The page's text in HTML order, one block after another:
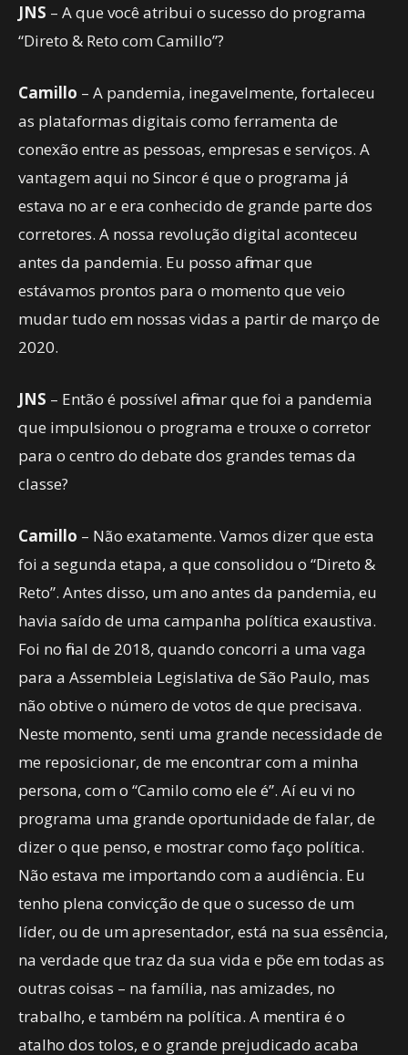
JNS – A que você atribui o sucesso do programa
“Direto & Reto com Camillo”?
Camillo – A pandemia, inegavelmente, fortaleceu
as plataformas digitais como ferramenta de
conexão entre as pessoas, empresas e serviços. A
vantagem aqui no Sincor é que o programa já
estava no ar e era conhecido de grande parte dos
corretores. A nossa revolução digital aconteceu
antes da pandemia. Eu posso afirmar que
estávamos prontos para o momento que veio
mudar tudo em nossas vidas a partir de março de
2020.
JNS – Então é possível afirmar que foi a pandemia
que impulsionou o programa e trouxe o corretor
para o centro do debate dos grandes temas da
classe?
Camillo – Não exatamente. Vamos dizer que esta
foi a segunda etapa, a que consolidou o “Direto &
Reto”. Antes disso, um ano antes da pandemia, eu
havia saído de uma campanha política exaustiva.
Foi no final de 2018, quando concorri a uma vaga
para a Assembleia Legislativa de São Paulo, mas
não obtive o número de votos de que precisava.
Neste momento, senti uma grande necessidade de
me reposicionar, de me encontrar com a minha
persona, com o “Camilo como ele é”. Aí eu vi no
programa uma grande oportunidade de falar, de
dizer o que penso, e mostrar como faço política.
Não estava me importando com a audiência. Eu
tenho plena convicção de que o sucesso de um
líder, ou de um apresentador, está na sua essência,
na verdade que traz da sua vida e põe em todas as
outras coisas – na família, nas amizades, no
trabalho, e também na política. A mentira é o
atalho dos tolos, e o grande prejudicado acaba